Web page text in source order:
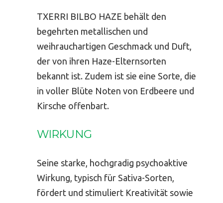
TXERRI BILBO HAZE behält den
begehrten metallischen und
weihrauchartigen Geschmack und Duft,
der von ihren Haze-Elternsorten
bekannt ist. Zudem ist sie eine Sorte, die
in voller Blüte Noten von Erdbeere und
Kirsche offenbart.
WIRKUNG
Seine starke, hochgradig psychoaktive
Wirkung, typisch für Sativa-Sorten,
fördert und stimuliert Kreativität sowie